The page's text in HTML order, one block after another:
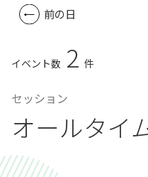
前の日
イベント数 2 件
セッション
オールタイ